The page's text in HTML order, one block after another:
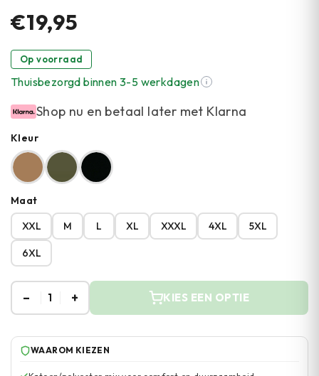
€19,95
Op voorraad
Thuisbezorgd binnen 3-5 werkdagen
Shop nu en betaal later met Klarna
Kleur
Maat
XXL
M L XL XXXL 4XL 5XL
6XL
– 1 + KIES EEN OPTIE
WAAROM KIEZEN